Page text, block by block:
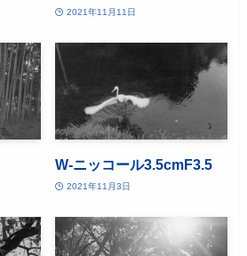
2021年11月11日
W-ニッコール3.5cmF3.5
2021年11月3日